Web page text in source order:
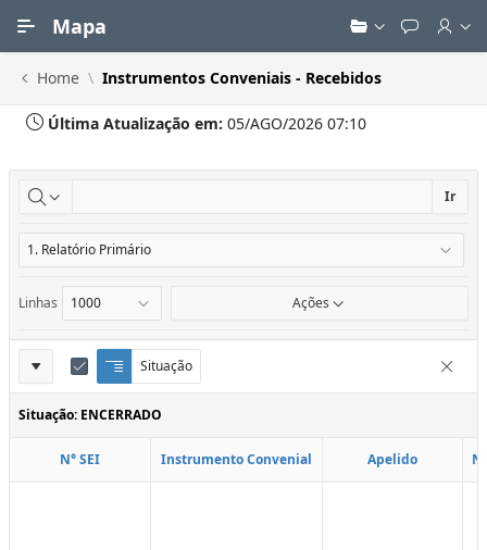
Mapa
Home Instrumentos Conveniais - Recebidos
Última Atualização em: 05/AGO/2026 07:10
Ir
Linhas Ações
Definições
do
Relatório
Situação
Q
u
e
b
E
d
i
t
Situação: ENCERRADO
N° SEI Instrumento Convenial Apelido